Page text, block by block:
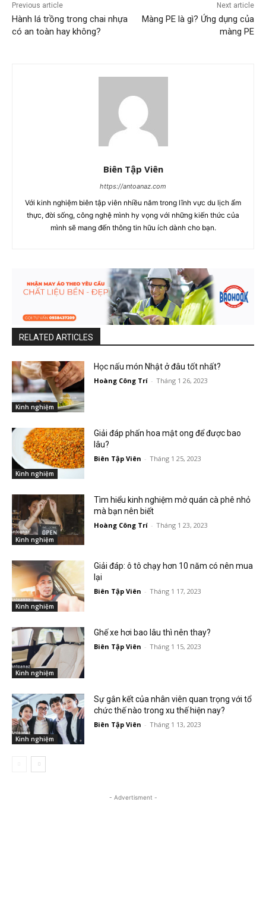
Previous article
Hành lá trồng trong chai nhựa
có an toàn hay không?
Next article
Màng PE là gì? Ứng dụng của
màng PE
Biên Tập Viên
https://antoanaz.com
Với kinh nghiệm biên tập viên nhiều năm trong lĩnh vực du lịch ẩm
thực, đời sống, công nghệ mình hy vọng với những kiến thức của
mình sẽ mang đến thông tin hữu ích dành cho bạn.
RELATED ARTICLES
Kinh nghiệm
Học nấu món Nhật ở đâu tốt nhất?
Hoàng Công Trí - Tháng 1 26, 2023
Kinh nghiệm
Giải đáp phấn hoa mật ong để được bao
lâu?
Biên Tập Viên - Tháng 1 25, 2023
Kinh nghiệm
Tìm hiểu kinh nghiệm mở quán cà phê nhỏ
mà bạn nên biết
Hoàng Công Trí - Tháng 1 23, 2023
Kinh nghiệm
Giải đáp: ô tô chạy hơn 10 năm có nên mua
lại
Biên Tập Viên - Tháng 1 17, 2023
Kinh nghiệm
Ghế xe hơi bao lâu thì nên thay?
Biên Tập Viên - Tháng 1 15, 2023
Kinh nghiệm
Sự gắn kết của nhân viên quan trọng với tổ
chức thế nào trong xu thế hiện nay?
Biên Tập Viên - Tháng 1 13, 2023
- Advertisment -